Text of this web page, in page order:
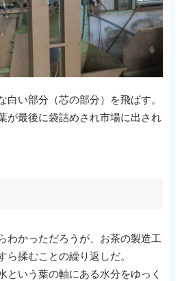
白い部分（芯の部分）を飛ばす。
が最後に袋詰めされ市場に出され
わかっただろうが、お茶の製造工
揉むことの繰り返しだ。
という葉の軸にある水分をゆっく